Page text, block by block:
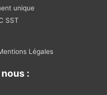
unique
SST
Légales
: